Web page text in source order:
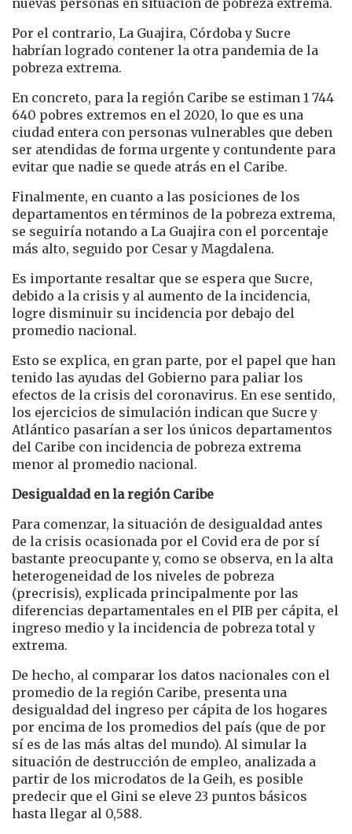
Por el contrario, La Guajira, Córdoba y Sucre
habrían logrado contener la otra pandemia de la
pobreza extrema.
En concreto, para la región Caribe se estiman 1 744
640 pobres extremos en el 2020, lo que es una
ciudad entera con personas vulnerables que deben
ser atendidas de forma urgente y contundente para
evitar que nadie se quede atrás en el Caribe.
Finalmente, en cuanto a las posiciones de los
departamentos en términos de la pobreza extrema,
se seguiría notando a La Guajira con el porcentaje
más alto, seguido por Cesar y Magdalena.
Es importante resaltar que se espera que Sucre,
debido a la crisis y al aumento de la incidencia,
logre disminuir su incidencia por debajo del
promedio nacional.
Esto se explica, en gran parte, por el papel que han
tenido las ayudas del Gobierno para paliar los
efectos de la crisis del coronavirus. En ese sentido,
los ejercicios de simulación indican que Sucre y
Atlántico pasarían a ser los únicos departamentos
del Caribe con incidencia de pobreza extrema
menor al promedio nacional.
Desigualdad en la región Caribe
Para comenzar, la situación de desigualdad antes
de la crisis ocasionada por el Covid era de por sí
bastante preocupante y, como se observa, en la alta
heterogeneidad de los niveles de pobreza
(precrisis), explicada principalmente por las
diferencias departamentales en el PIB per cápita, el
ingreso medio y la incidencia de pobreza total y
extrema.
De hecho, al comparar los datos nacionales con el
promedio de la región Caribe, presenta una
desigualdad del ingreso per cápita de los hogares
por encima de los promedios del país (que de por
sí es de las más altas del mundo). Al simular la
situación de destrucción de empleo, analizada a
partir de los microdatos de la Geih, es posible
predecir que el Gini se eleve 23 puntos básicos
hasta llegar al 0,588.